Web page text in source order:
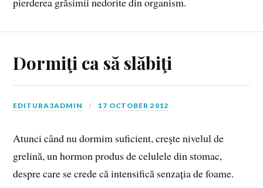
Dormiţi ca să slăbiţi
EDITURA3ADMIN 17 OCTOBER 2012
Atunci când nu dormim suficient, creşte nivelul de
grelină, un hormon produs de celulele din stomac,
despre care se crede că intensifică senzația de foame.